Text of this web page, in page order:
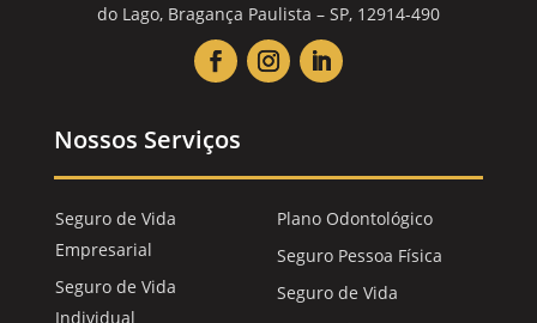
do Lago, Bragança Paulista – SP, 12914-490
Nossos Serviços
Seguro de Vida
Empresarial
Seguro de Vida
Individual
Plano Odontológico
Seguro Pessoa Física
Seguro de Vida